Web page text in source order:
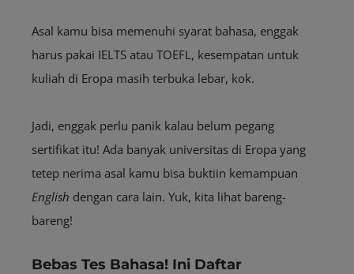
Asal kamu bisa memenuhi syarat bahasa, enggak
harus pakai IELTS atau TOEFL, kesempatan untuk
kuliah di Eropa masih terbuka lebar, kok.
Jadi, enggak perlu panik kalau belum pegang
sertifikat itu! Ada banyak universitas di Eropa yang
tetep nerima asal kamu bisa buktiin kemampuan
English dengan cara lain. Yuk, kita lihat bareng-
bareng!
Bebas Tes Bahasa! Ini Daftar